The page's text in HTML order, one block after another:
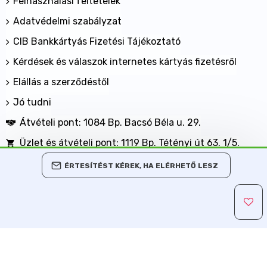
ÉRTESÍTÉST KÉREK, HA ELÉRHETŐ LESZ
Adatvédelmi szabályzat
CIB Bankkártyás Fizetési Tájékoztató
Kérdések és válaszok internetes kártyás fizetésről
Elállás a szerződéstől
Jó tudni
Átvételi pont: 1084 Bp. Bacsó Béla u. 29.
Üzlet és átvételi pont: 1119 Bp. Tétényi út 63. 1/5.
BANKKÁRTYÁVAL IS FIZETHET NÁLUNK!
Árukereső.hu